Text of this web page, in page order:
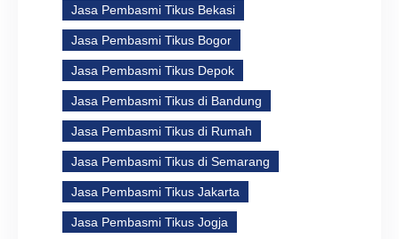
Jasa Pembasmi Tikus Bekasi
Jasa Pembasmi Tikus Bogor
Jasa Pembasmi Tikus Depok
Jasa Pembasmi Tikus di Bandung
Jasa Pembasmi Tikus di Rumah
Jasa Pembasmi Tikus di Semarang
Jasa Pembasmi Tikus Jakarta
Jasa Pembasmi Tikus Jogja